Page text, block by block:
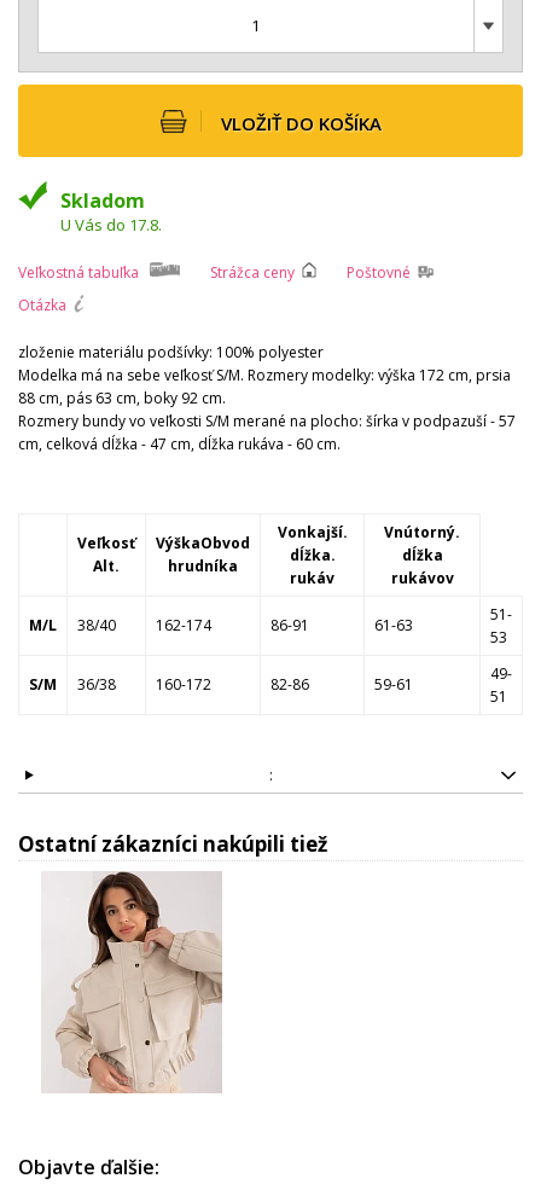
1
VLOŽIŤ DO KOŠÍKA
Skladom
U Vás do 17.8.
Veľkostná tabuľka Strážca ceny
Poštovné
Otázka
zloženie materiálu podšívky: 100% polyester
Modelka má na sebe veľkosť S/M. Rozmery modelky: výška 172 cm, prsia
88 cm, pás 63 cm, boky 92 cm.
Rozmery bundy vo veľkosti S/M merané na plocho: šírka v podpazuší - 57
cm, celková dĺžka - 47 cm, dĺžka rukáva - 60 cm.
Veľkosť
Alt.
VýškaObvod
hrudníka
Vonkajší.
dĺžka.
rukáv
Vnútorný.
dĺžka
rukávov
M/L 38/40 162-174 86-91 61-63
51-
53
S/M 36/38 160-172 82-86 59-61
49-
51
:
Ostatní zákazníci nakúpili tiež
Objavte ďalšie: